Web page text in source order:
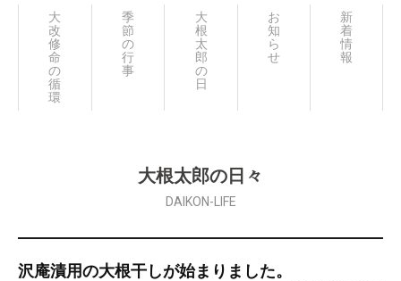
新
着
情
報
お
知
ら
せ
大
根
太
郎
の
日々
季
節
の
行
事
大
改
修
命
の
循
環
大根太郎の日々
DAIKON-LIFE
沢庵漬用の大根干しが始まりました。